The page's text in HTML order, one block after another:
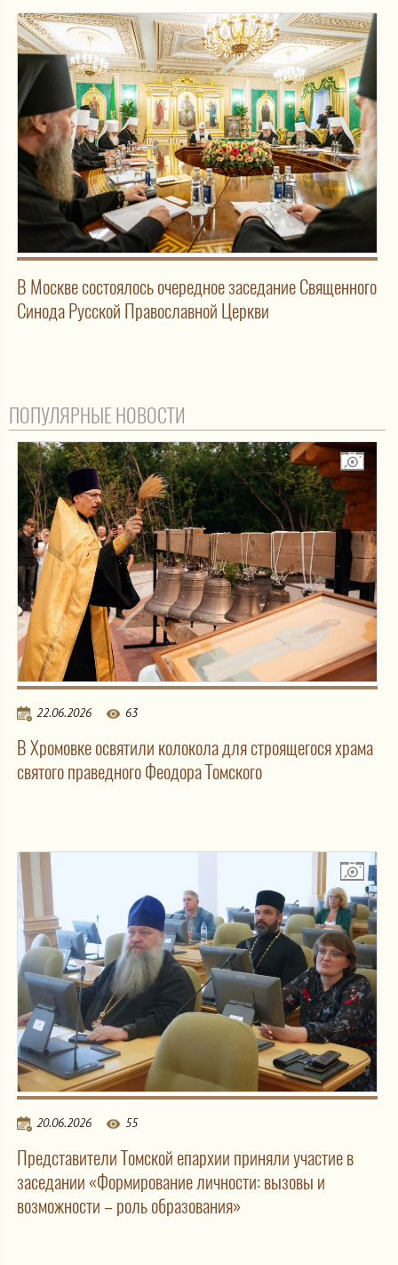
В Москве состоялось очередное заседание Священного
Синода Русской Православной Церкви
ПОПУЛЯРНЫЕ НОВОСТИ
22.06.2026 63
В Хромовке освятили колокола для строящегося храма
святого праведного Феодора Томского
20.06.2026 55
Представители Томской епархии приняли участие в
заседании «Формирование личности: вызовы и
возможности – роль образования»